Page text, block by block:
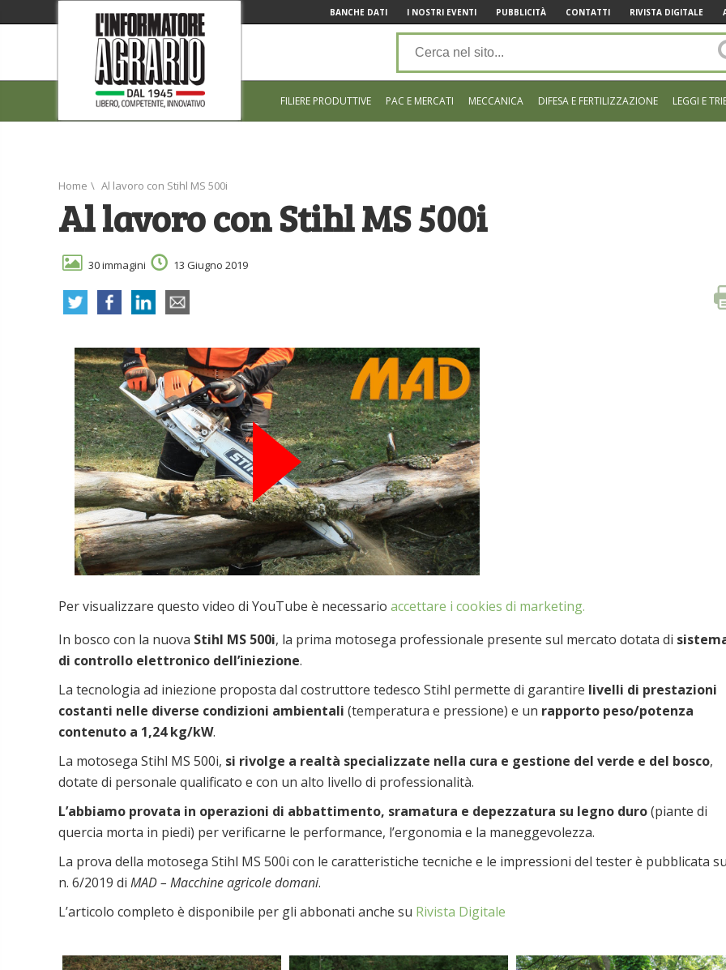
BANCHE DATI I NOSTRI EVENTI PUBBLICITÀ CONTATTI RIVISTA DIGITALE
FILIERE PRODUTTIVE PAC E MERCATI MECCANICA DIFESA E FERTILIZZAZIONE LEGGI E
Home \ Al lavoro con Stihl MS 500i
Al lavoro con Stihl MS 500i
30 immagini 13 Giugno 2019
Per visualizzare questo video di YouTube è necessario accettare i cookies di marketing.
In bosco con la nuova Stihl MS 500i, la prima motosega professionale presente sul mercato dotata di
di controllo elettronico dell’iniezione.
La tecnologia ad iniezione proposta dal costruttore tedesco Stihl permette di garantire livelli di prestazioni
costanti nelle diverse condizioni ambientali (temperatura e pressione) e un rapporto peso/potenza
contenuto a 1,24 kg/kW.
La motosega Stihl MS 500i, si rivolge a realtà specializzate nella cura e gestione del verde e del bosco,
dotate di personale qualificato e con un alto livello di professionalità.
L’abbiamo provata in operazioni di abbattimento, sramatura e depezzatura su legno duro(piante di
quercia morta in piedi) per verificarne le performance, l’ergonomia e la maneggevolezza.
La prova della motosega Stihl MS 500i con le caratteristiche tecniche e le impressioni del tester è pubblicata
n. 6/2019 di MAD – Macchine agricole domani.
L’articolo completo è disponibile per gli abbonati anche su Rivista Digitale